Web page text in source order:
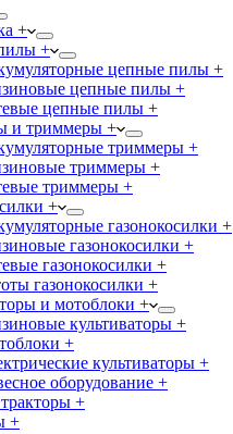
+
+
цепные пилы +
цепные пилы +
цепные пилы +
и триммеры +
триммеры +
триммеры +
триммеры +
+
газонокосилки +
газонокосилки +
газонокосилки +
газонокосилки +
и мотоблоки +
культиваторы +
+
культиваторы +
оборудование +
+
+